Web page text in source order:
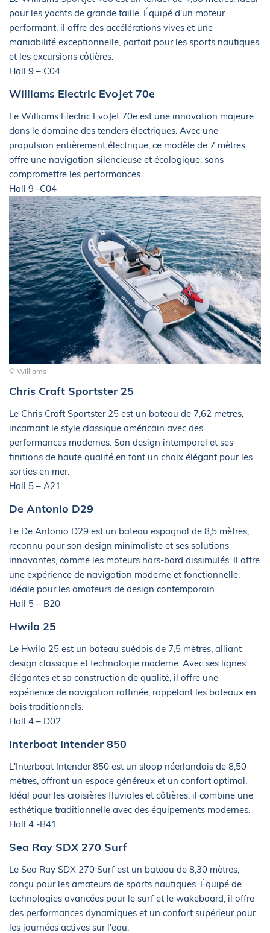
pour les yachts de grande taille. Équipé d'un moteur
performant, il offre des accélérations vives et une
maniabilité exceptionnelle, parfait pour les sports nautiques
et les excursions côtières.
Hall 9 – C04
Williams Electric EvoJet 70e
Le Williams Electric EvoJet 70e est une innovation majeure
dans le domaine des tenders électriques. Avec une
propulsion entièrement électrique, ce modèle de 7 mètres
offre une navigation silencieuse et écologique, sans
compromettre les performances.
Hall 9 -C04
© Williams
Chris Craft Sportster 25
Le Chris Craft Sportster 25 est un bateau de 7,62 mètres,
incarnant le style classique américain avec des
performances modernes. Son design intemporel et ses
finitions de haute qualité en font un choix élégant pour les
sorties en mer.
Hall 5 – A21
De Antonio D29
Le De Antonio D29 est un bateau espagnol de 8,5 mètres,
reconnu pour son design minimaliste et ses solutions
innovantes, comme les moteurs hors-bord dissimulés. Il offre
une expérience de navigation moderne et fonctionnelle,
idéale pour les amateurs de design contemporain.
Hall 5 – B20
Hwila 25
Le Hwila 25 est un bateau suédois de 7,5 mètres, alliant
design classique et technologie moderne. Avec ses lignes
élégantes et sa construction de qualité, il offre une
expérience de navigation raffinée, rappelant les bateaux en
bois traditionnels.
Hall 4 – D02
Interboat Intender 850
L'Interboat Intender 850 est un sloop néerlandais de 8,50
mètres, offrant un espace généreux et un confort optimal.
Idéal pour les croisières fluviales et côtières, il combine une
esthétique traditionnelle avec des équipements modernes.
Hall 4 -B41
Sea Ray SDX 270 Surf
Le Sea Ray SDX 270 Surf est un bateau de 8,30 mètres,
conçu pour les amateurs de sports nautiques. Équipé de
technologies avancées pour le surf et le wakeboard, il offre
des performances dynamiques et un confort supérieur pour
les journées actives sur l'eau.